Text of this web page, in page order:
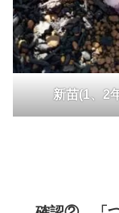
新苗(1、2